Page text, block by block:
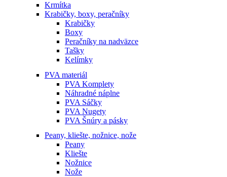
Krmítka
Krabičky, boxy, peračníky
Krabičky
Boxy
Peračníky na nadväzce
Tašky
Kelímky
PVA materiál
PVA Komplety
Náhradné náplne
PVA Sáčky
PVA Nugety
PVA Šnúry a pásky
Peany, kliešte, nožnice, nože
Peany
Kliešte
Nožnice
Nože